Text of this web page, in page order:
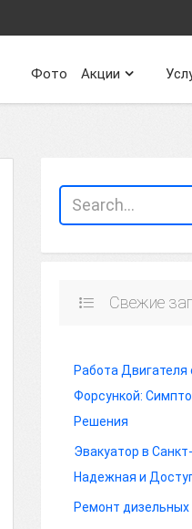
Акции
Фото
Свежие
Работа Двигателя
Форсункой:
Решения
Эвакуатор в
Надежная и
Ремонт дизельных